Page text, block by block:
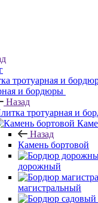
и бордюры
Назад
тротуарная и
Назад
Камень бортовой
дорожный
магистральный